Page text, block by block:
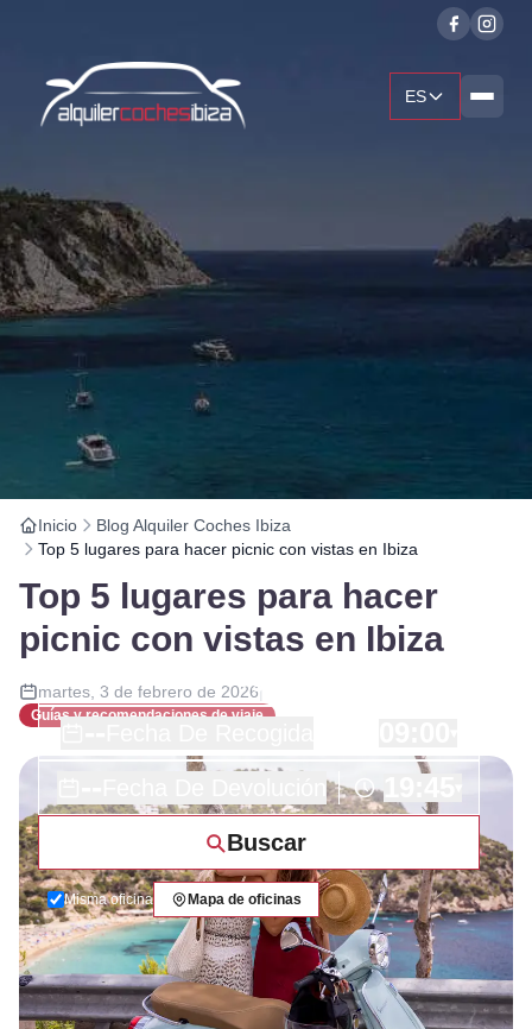
ES
19:45
Buscar
Misma oficina Mapa de oficinas
Inicio
Blog Alquiler Coches Ibiza
Top 5 lugares para hacer picnic con vistas en Ibiza
Top 5 lugares para hacer
picnic con vistas en Ibiza
martes, 3 de febrero de 2026|
Guías y recomendaciones de viaje